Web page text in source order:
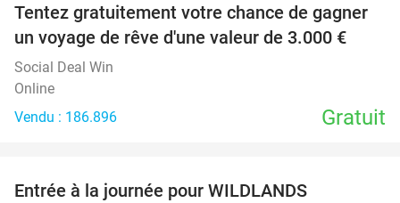
Tentez gratuitement votre chance de gagner
un voyage de rêve d'une valeur de 3.000 €
Social Deal Win
Online
Vendu : 186.896
Gratuit
Entrée à la journée pour WILDLANDS